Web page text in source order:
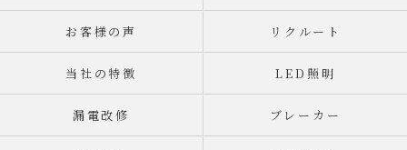
お客様の声 リクルート
当社の特徴 LED照明
漏電改修 ブレーカー